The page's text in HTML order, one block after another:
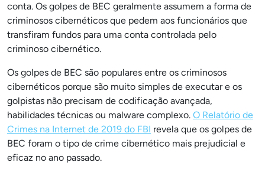
conta. Os golpes de BEC geralmente assumem a forma de
criminosos cibernéticos que pedem aos funcionários que
transfiram fundos para uma conta controlada pelo
criminoso cibernético.
Os golpes de BEC são populares entre os criminosos
cibernéticos porque são muito simples de executar e os
golpistas não precisam de codificação avançada,
habilidades técnicas ou malware complexo. O Relatório de
Crimes na Internet de 2019 do FBI revela que os golpes de
BEC foram o tipo de crime cibernético mais prejudicial e
eficaz no ano passado.